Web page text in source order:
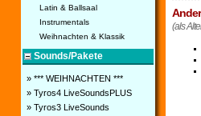
Latin & Ballsaal
Instrumentals
Weihnachten & Klassik
Sounds/Pakete
» *** WEIHNACHTEN ***
» Tyros4 LiveSoundsPLUS
» Tyros3 LiveSounds
(als